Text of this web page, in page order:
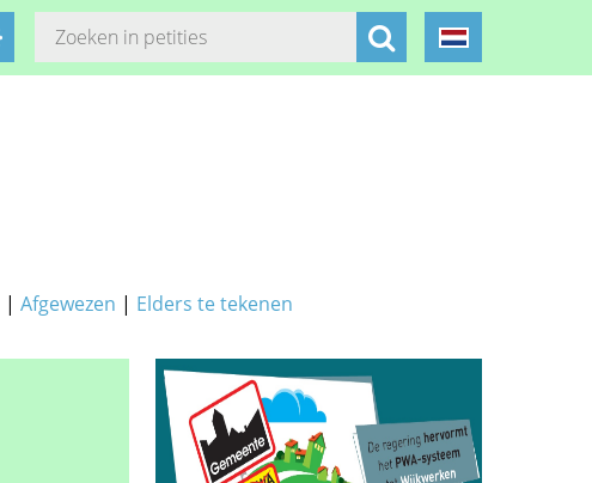
| Afgewezen | Elders te tekenen